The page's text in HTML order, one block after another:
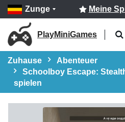
Zunge Meine
PlayMiniGames
Zuhause
Abenteuer
Schoolboy Escape:
spielen